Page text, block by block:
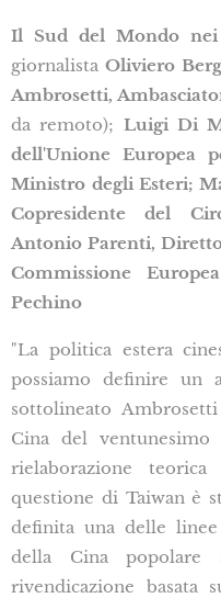
Il Sud del Mondo
giornalista Oliviero
Ambrosetti,
da remoto); Luigi Di
dell'Unione Europea
Ministro degli Esteri;
Copresidente del
Antonio Parenti,
Commissione
Pechino
"La politica estera
possiamo definire un
sottolineato
Cina del
rielaborazione
questione di Taiwan è
definita una delle
della Cina popolare
rivendicazione basata